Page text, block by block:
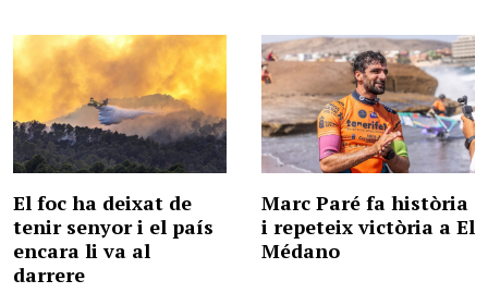
El foc ha deixat de
tenir senyor i el país
encara li va al
darrere
Marc Paré fa història
i repeteix victòria a El
Médano